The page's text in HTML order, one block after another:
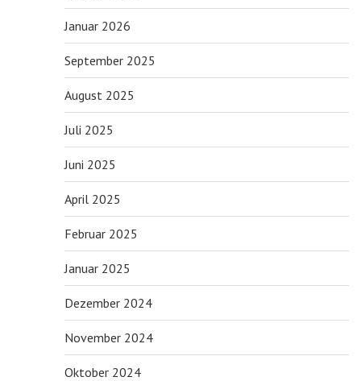
Januar 2026
September 2025
August 2025
Juli 2025
Juni 2025
April 2025
Februar 2025
Januar 2025
Dezember 2024
November 2024
Oktober 2024